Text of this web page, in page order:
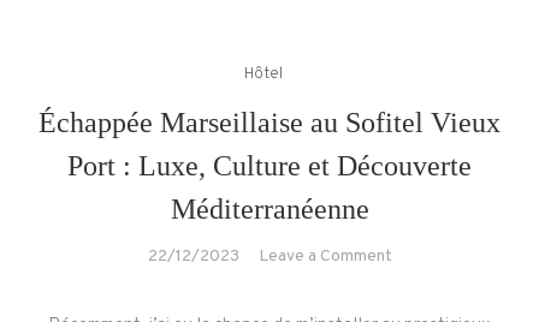
Hôtel
Échappée Marseillaise au Sofitel Vieux
Port : Luxe, Culture et Découverte
Méditerranéenne
22/12/2023 Leave a Commenton
Marseillaise